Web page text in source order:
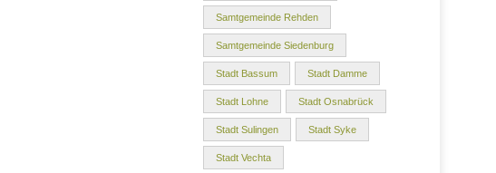
Samtgemeinde Rehden
Samtgemeinde Siedenburg
Stadt Bassum Stadt Damme
Stadt Lohne Stadt Osnabrück
Stadt Sulingen Stadt Syke
Stadt Vechta